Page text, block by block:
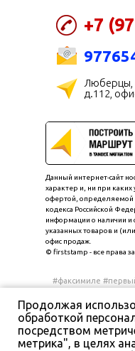
+7
Люберцы,
д.112,
#факсимиле
Данный интернет-сайт
характер и, ни при
офертой, определяемой
кодекса Российской
информации о наличии
указанных товаров и
офис продаж.
© firststamp - все права
Политика
Согласие на
Продолжая
обработкой
посредством
метрика", в целях